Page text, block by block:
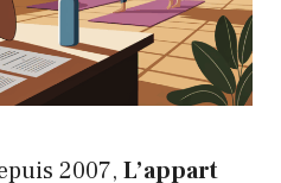
2007, L’appart